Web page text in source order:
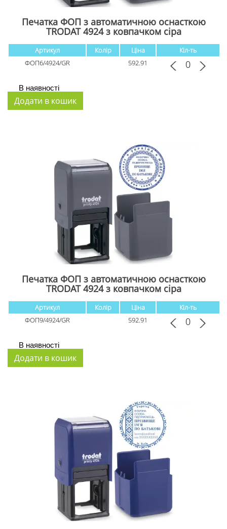
Печатка ФОП з автоматичною оснасткою
TRODAT 4924 з ковпачком cіра
Артикул Колір Ціна
Кіл-ть
ФОП6/4924/GR
592.91
В наявності
Печатка ФОП з автоматичною оснасткою
TRODAT 4924 з ковпачком cіра
Артикул Колір Ціна
Кіл-ть
ФОП9/4924/GR
592.91
В наявності